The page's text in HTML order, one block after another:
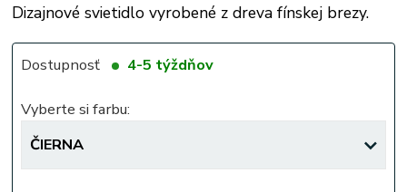
Dizajnové svietidlo vyrobené z dreva fínskej brezy.
Dostupnosť 4-5 týždňov
Vyberte si farbu: